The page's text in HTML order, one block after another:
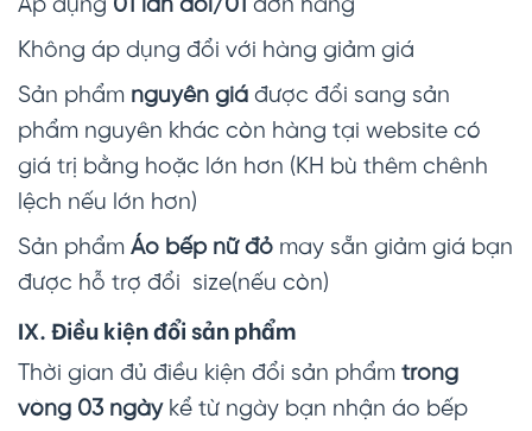
Áp dụng 01 lần đổi/01 đơn hàng
Không áp dụng đổi với hàng giảm giá
Sản phẩm nguyên giá được đổi sang sản
phẩm nguyên khác còn hàng tại website có
giá trị bằng hoặc lớn hơn (KH bù thêm chênh
lệch nếu lớn hơn)
Sản phẩm Áo bếp nữ đỏ may sẵn giảm giá bạn
được hỗ trợ đổi size(nếu còn)
IX. Điều kiện đổi sản phẩm
Thời gian đủ điều kiện đổi sản phẩm trong
vòng 03 ngàykể từ ngày bạn nhận áo bếp